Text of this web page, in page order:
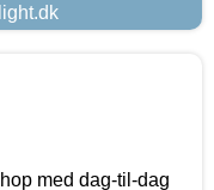
med dag-til-dag